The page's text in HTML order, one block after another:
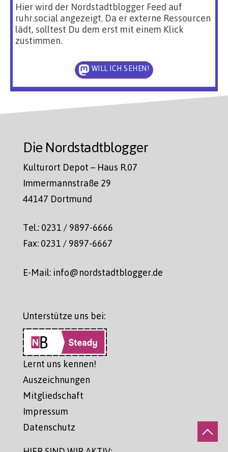
Hier wird der Nordstadtblogger Feed auf
ruhr.social angezeigt. Da er externe Ressourcen
lädt, solltest Du dem erst mit einem Klick
zustimmen.
WILL ICH SEHEN!
Die Nordstadtblogger
Kulturort Depot – Haus R.07
Immermannstraße 29
44147 Dortmund
Tel.: 0231 / 9897-6666
Fax: 0231 / 9897-6667
E-Mail: info@nordstadtblogger.de
Unterstütze uns bei:
Lernt uns kennen!
Auszeichnungen
Mitgliedschaft
Impressum
Datenschutz